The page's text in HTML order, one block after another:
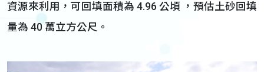
資源來利用，可回填面積為 4.96 公頃 ，預估土砂回填
量為 40 萬立方公尺。